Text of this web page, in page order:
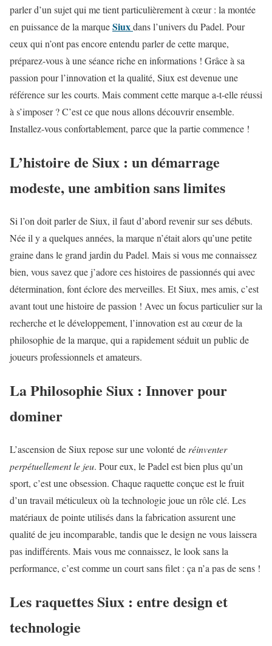
parler d’un sujet qui me tient particulièrement à cœur : la montée
en puissance de la marqueSiuxdans l’univers du Padel. Pour
ceux qui n’ont pas encore entendu parler de cette marque,
préparez-vous à une séance riche en informations ! Grâce à sa
passion pour l’innovation et la qualité, Siux est devenue une
référence sur les courts. Mais comment cette marque a-t-elle réussi
à s’imposer ? C’est ce que nous allons découvrir ensemble.
Installez-vous confortablement, parce que la partie commence !
L’histoire de Siux : un démarrage
modeste, une ambition sans limites
Si l’on doit parler de Siux, il faut d’abord revenir sur ses débuts.
Née il y a quelques années, la marque n’était alors qu’une petite
graine dans le grand jardin du Padel. Mais si vous me connaissez
bien, vous savez que j’adore ces histoires de passionnés qui avec
détermination, font éclore des merveilles. Et Siux, mes amis, c’est
avant tout une histoire de passion ! Avec un focus particulier sur la
recherche et le développement, l’innovation est au cœur de la
philosophie de la marque, qui a rapidement séduit un public de
joueurs professionnels et amateurs.
La Philosophie Siux : Innover pour
dominer
L’ascension de Siux repose sur une volonté de réinventer
perpétuellement le jeu. Pour eux, le Padel est bien plus qu’un
sport, c’est une obsession. Chaque raquette conçue est le fruit
d’un travail méticuleux où la technologie joue un rôle clé. Les
matériaux de pointe utilisés dans la fabrication assurent une
qualité de jeu incomparable, tandis que le design ne vous laissera
pas indifférents. Mais vous me connaissez, le look sans la
performance, c’est comme un court sans filet : ça n’a pas de sens !
Les raquettes Siux : entre design et
technologie